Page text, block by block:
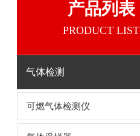
产品列表
PRODUCT LIST
气体检测
可燃气体检测仪